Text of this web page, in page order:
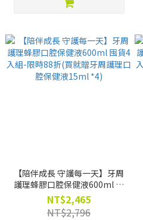
【陪伴成長 守護每一天】牙周
護理蜂膠口腔保健液600ml 囤
貨4入組-限時88折(買就贈牙周
護理口腔保健液15ml *4)
NT$2,465
NT$2,796